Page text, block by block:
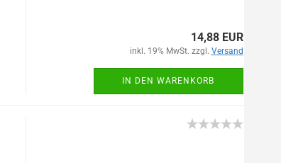
14,88 EUR
inkl. 19% MwSt. zzgl. Versand
IN DEN WARENKORB